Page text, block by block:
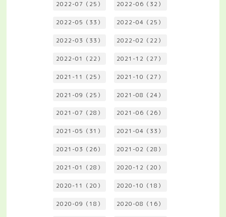
2022-07（25） 2022-06（32）
2022-05（33） 2022-04（25）
2022-03（33） 2022-02（22）
2022-01（22） 2021-12（27）
2021-11（25） 2021-10（27）
2021-09（25） 2021-08（24）
2021-07（28） 2021-06（26）
2021-05（31） 2021-04（33）
2021-03（26） 2021-02（28）
2021-01（28） 2020-12（20）
2020-11（20） 2020-10（18）
2020-09（18） 2020-08（16）